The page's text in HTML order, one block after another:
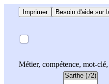
Imprimer Besoin d'aide sur
Métier, compétence, mot-